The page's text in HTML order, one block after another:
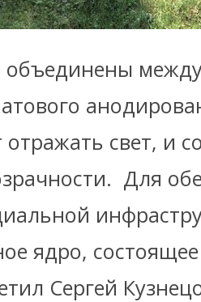
объединены
отражать свет, и
Для
ядро,
Сергей